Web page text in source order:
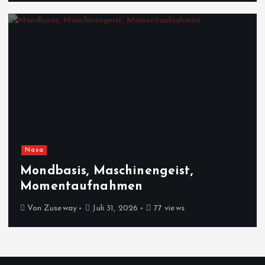
Nasa
Mondbasis, Maschinengeist,
Momentaufnahmen
Von Zuseway Juli 31, 2026 77 views